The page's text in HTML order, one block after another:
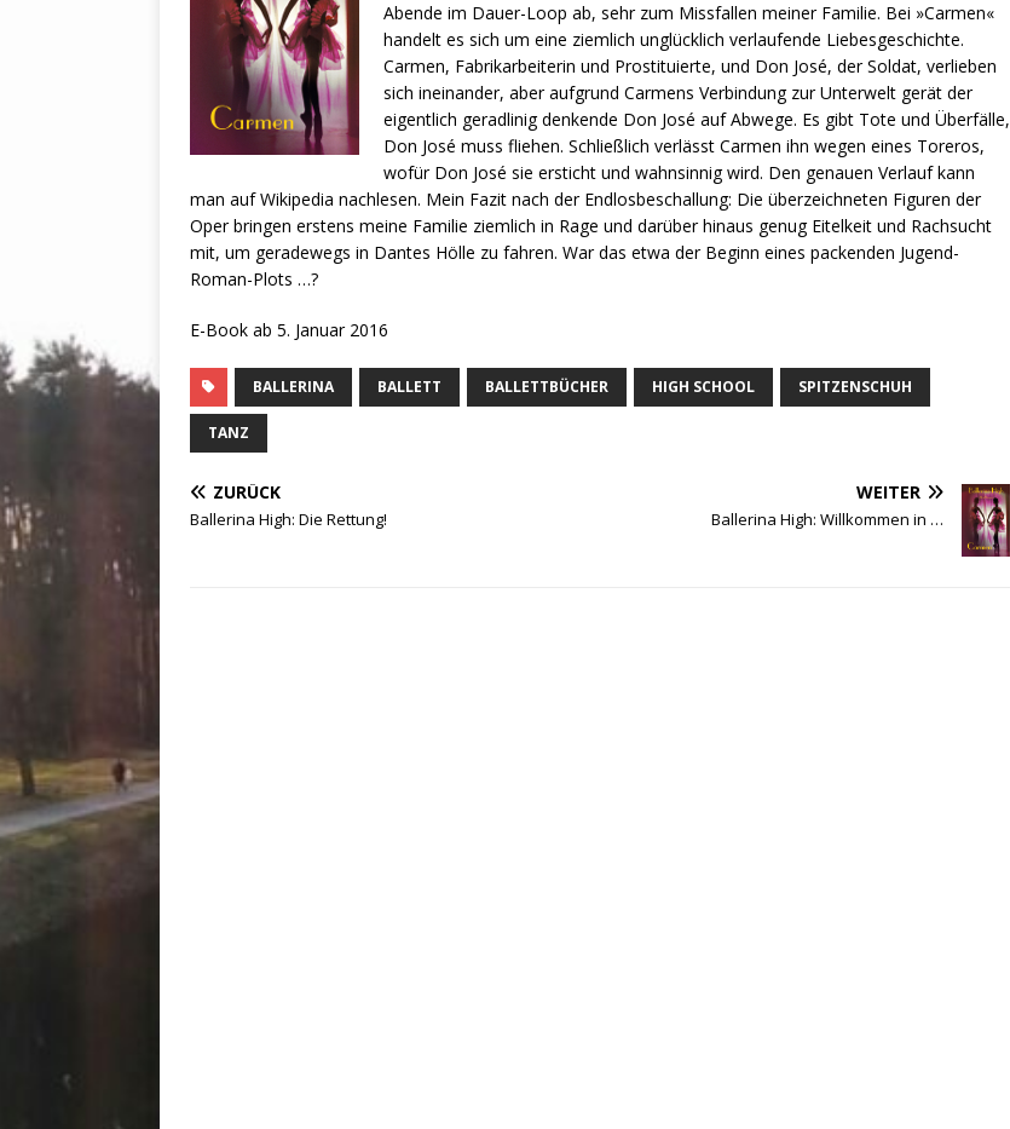
Abende im Dauer-Loop ab, sehr zum Missfallen meiner Familie. Bei »Carmen«
handelt es sich um eine ziemlich unglücklich verlaufende Liebesgeschichte.
Carmen, Fabrikarbeiterin und Prostituierte, und Don José, der Soldat, verlieben
sich ineinander, aber aufgrund Carmens Verbindung zur Unterwelt gerät der
eigentlich geradlinig denkende Don José auf Abwege. Es gibt Tote und Überfälle,
Don José muss fliehen. Schließlich verlässt Carmen ihn wegen eines Toreros,
wofür Don José sie ersticht und wahnsinnig wird. Den genauen Verlauf kann
man auf Wikipedia nachlesen. Mein Fazit nach der Endlosbeschallung: Die überzeichneten Figuren der
Oper bringen erstens meine Familie ziemlich in Rage und darüber hinaus genug Eitelkeit und Rachsucht
mit, um geradewegs in Dantes Hölle zu fahren. War das etwa der Beginn eines packenden Jugend-
Roman-Plots …?
E-Book ab 5. Januar 2016
BALLERINA BALLETT BALLETTBÜCHER HIGH SCHOOL SPITZENSCHUH
TANZ
ZURÜCK
Ballerina High: Die Rettung!
WEITER
Ballerina High: Willkommen in …